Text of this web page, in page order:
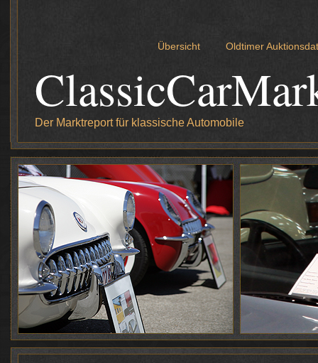
Übersicht Oldtimer
Der Marktreport für klassische Automobile